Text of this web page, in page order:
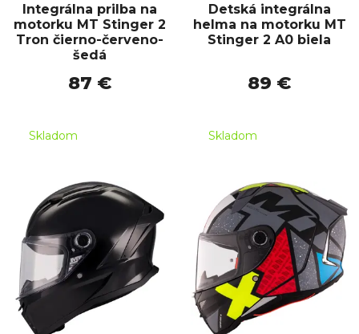
Integrálna prilba na
motorku MT Stinger 2
Tron čierno-červeno-
šedá
87 €
Skladom
Detská integrálna
helma na motorku MT
Stinger 2 A0 biela
89 €
Skladom